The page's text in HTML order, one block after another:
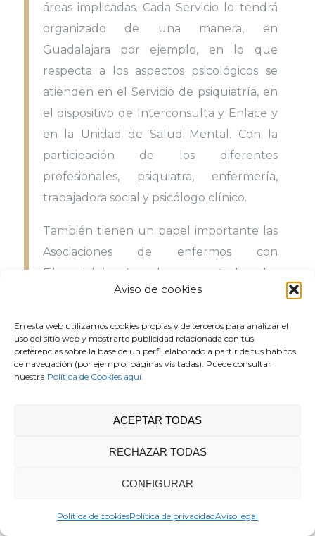
Aviso de cookies
En esta web utilizamos cookies propias y de terceros para analizar el
uso del sitio web y mostrarte publicidad relacionada con tus
preferencias sobre la base de un perfil elaborado a partir de tus hábitos
de navegación (por ejemplo, páginas visitadas). Puede consultar
nuestra Política de Cookies aquí.
ACEPTAR TODAS
RECHAZAR TODAS
CONFIGURAR
Política de cookiesPolítica de privacidadAviso legal
áreas implicadas. Cada Servicio lo tendrá
organizado de una manera, en
Guadalajara por ejemplo, en lo que
respecta a los aspectos psicológicos se
atienden en el Servicio de psiquiatría, en
el dispositivo de Interconsulta y Enlace y
en la Unidad de Salud Mental. Con la
participación de los diferentes
profesionales, psiquiatra, enfermería,
trabajadora social y psicólogo clínico.
También tienen un papel importante las
Asociaciones de enfermos con
Fibromialgia. Las hay en todas las
Comunidades Autónomas y funcionan
distintas áreas.
Bibliografia
operativo consultar en
encontrar,enfermedad
estudios,experiencia,experiencias,factor,factores